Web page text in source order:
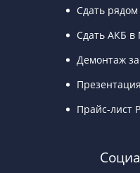
Сдать
Сдать АКБ в
Демонтаж
Прайс-лист